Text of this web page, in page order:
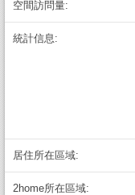
空間訪問量:
統計信息:
居住所在區域:
2home所在區域: